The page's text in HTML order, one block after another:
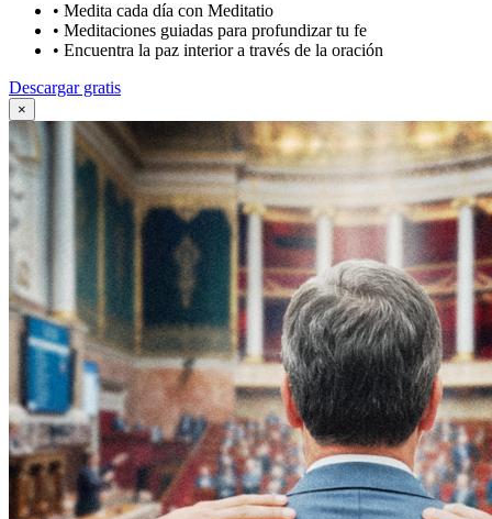
• Medita cada día con Meditatio
• Meditaciones guiadas para profundizar tu fe
• Encuentra la paz interior a través de la oración
Descargar gratis
×